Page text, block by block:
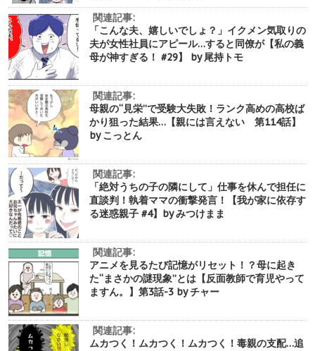
関連記事:
「こんな夫、嬉しいでしょ？」イクメン気取りの
夫が女性社員にアピール…すると同僚が【私の義
母が神すぎる！ #29】 by 尾持トモ
関連記事:
母親の“見栄”で受験大失敗！ランク高めの高校ば
かり狙った結果…【親には言えない 第114話】
by こっとん
関連記事:
「絶対うちの子の隣にして」仕事を休んで担任に
直談判！執着ママの衝撃発言！【我が家に依存す
る迷惑親子 #4】by みつけまま
関連記事:
アニメを見るたび記憶がリセット！？母に起き
た“まさかの謎現象”とは【反面教師で育児やって
ますん。】第3話-3 by チャー
関連記事:
ムカつく！ムカつく！ムカつく！毒親の支配…追